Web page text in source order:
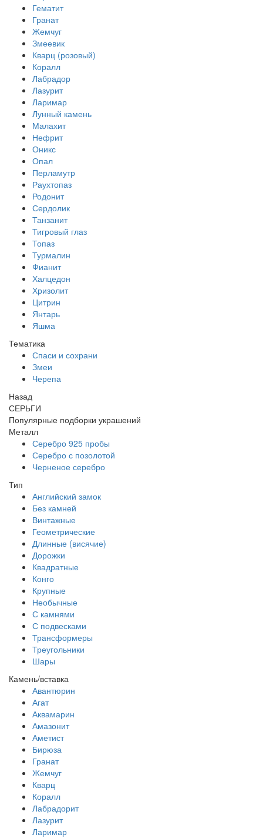
Гематит
Гранат
Жемчуг
Змеевик
Кварц (розовый)
Коралл
Лабрадор
Лазурит
Ларимар
Лунный камень
Малахит
Нефрит
Оникс
Опал
Перламутр
Раухтопаз
Родонит
Сердолик
Танзанит
Тигровый глаз
Топаз
Турмалин
Фианит
Халцедон
Хризолит
Цитрин
Янтарь
Яшма
Тематика
Спаси и сохрани
Змеи
Черепа
Назад
СЕРЬГИ
Популярные подборки украшений
Металл
Серебро 925 пробы
Серебро с позолотой
Черненое серебро
Тип
Английский замок
Без камней
Винтажные
Геометрические
Длинные (висячие)
Дорожки
Квадратные
Конго
Крупные
Необычные
С камнями
С подвесками
Трансформеры
Треугольники
Шары
Камень/вставка
Авантюрин
Агат
Аквамарин
Амазонит
Аметист
Бирюза
Гранат
Жемчуг
Кварц
Коралл
Лабрадорит
Лазурит
Ларимар